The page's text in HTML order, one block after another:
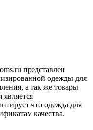
представлен
одежды для
а так же товары
что одежда для
качества.